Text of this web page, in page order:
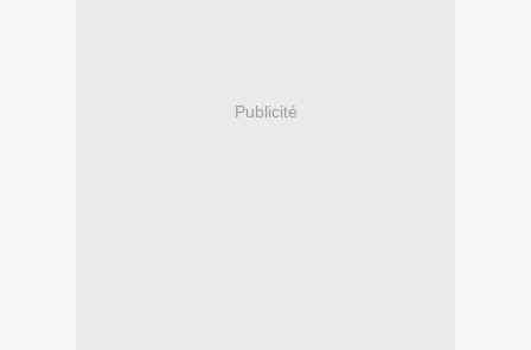
Publicité